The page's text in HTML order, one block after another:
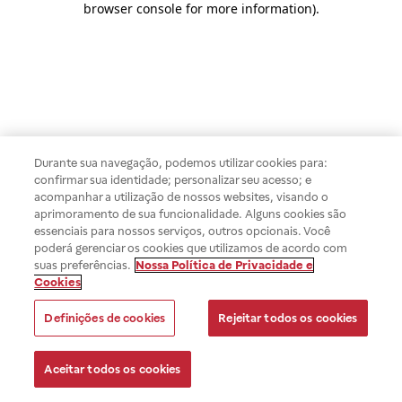
browser console for more information).
Durante sua navegação, podemos utilizar cookies para:
confirmar sua identidade; personalizar seu acesso; e
acompanhar a utilização de nossos websites, visando o
aprimoramento de sua funcionalidade. Alguns cookies são
essenciais para nossos serviços, outros opcionais. Você
poderá gerenciar os cookies que utilizamos de acordo com
suas preferências. Nossa Política de Privacidade e
Cookies
Definições de cookies Rejeitar todos os cookies
Aceitar todos os cookies